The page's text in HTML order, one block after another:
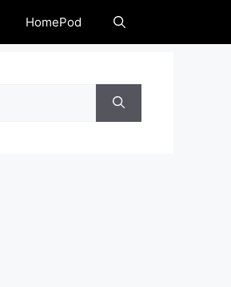
HomePod